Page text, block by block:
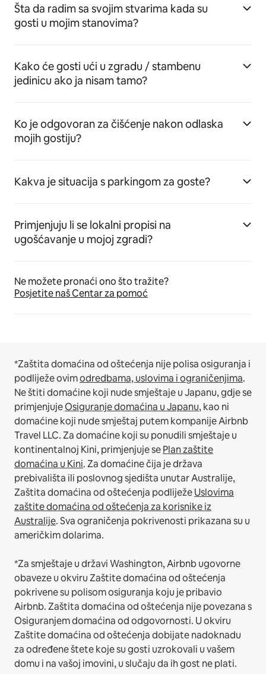
Šta da radim sa svojim stvarima kada su
gosti u mojim stanovima?
Kako će gosti ući u zgradu / stambenu
jedinicu ako ja nisam tamo?
Ko je odgovoran za čišćenje nakon odlaska
mojih gostiju?
Kakva je situacija s parkingom za goste?
Primjenjuju li se lokalni propisi na
ugošćavanje u mojoj zgradi?
Ne možete pronaći ono što tražite?
Posjetite naš Centar za pomoć
*Zaštita domaćina od oštećenja nije polisa osiguranja i
podliježe ovimodredbama, uslovima i ograničenjima.
Ne štiti domaćine koji nude smještaje u Japanu, gdje se
primjenjujeOsiguranje domaćina u Japanu, kao ni
domaćine koji nude smještaj putem kompanije Airbnb
Travel LLC.Za domaćine koji su ponudili smještaje u
kontinentalnoj Kini, primjenjuje sePlan zaštite
domaćina u Kini.Za domaćine čija je država
prebivališta ili poslovnog sjedišta unutar Australije,
Zaštita domaćina od oštećenja podliježeUslovima
zaštite domaćina od oštećenja za korisnike iz
Australije. Sva ograničenja pokrivenosti prikazana su u
američkim dolarima.
*Za smještaje u državi Washington, Airbnb ugovorne
obaveze u okviru Zaštite domaćina od oštećenja
pokrivene su polisom osiguranja koju je pribavio
Airbnb. Zaštita domaćina od oštećenja nije povezana s
Osiguranjem domaćina od odgovornosti. U okviru
Zaštite domaćina od oštećenja dobijate nadoknadu
za određene štete koje su gosti uzrokovali u vašem
domu i na vašoj imovini, u slučaju da ih gost ne plati.